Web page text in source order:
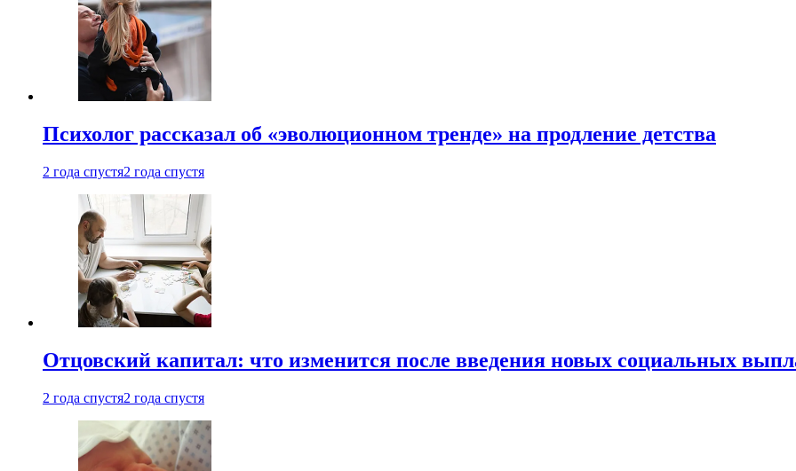
Психолог рассказал об «эволюционном тренде» на продление детства
2 года спустя2 года спустя
Отцовский капитал: что изменится после введения новых социальных
2 года спустя2 года спустя